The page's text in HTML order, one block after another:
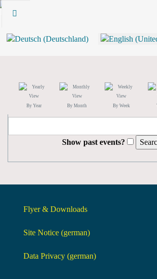
By Year By Month By Week
Show past events?
Flyer & Downloads
Site Notice (german)
Data Privacy (german)